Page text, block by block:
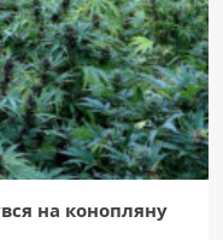
на конопляну